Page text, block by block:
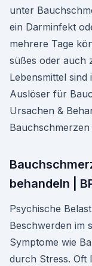
unter
ein Darminfekt
mehrere Tage
süßes oder auch
Lebensmittel
Auslöser für
Ursachen &
behandeln |
Psychische
Beschwerden im
Symptome wie
durch Stress. Oft